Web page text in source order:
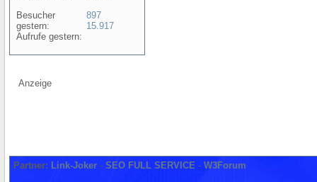
Besucher
gestern:
Aufrufe gestern:
897
15.917
Anzeige
Partner: Link-Joker - SEO FULL SERVICE - W3Forum